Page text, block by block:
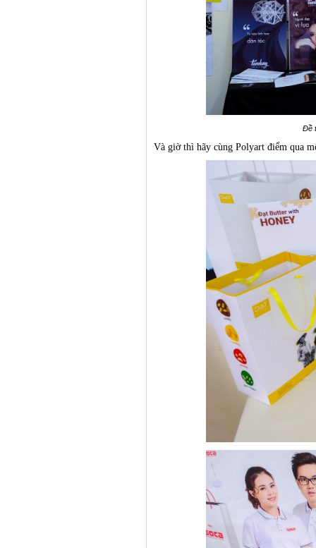
Đề
Và giờ thì hãy cùng Polyart điểm qua